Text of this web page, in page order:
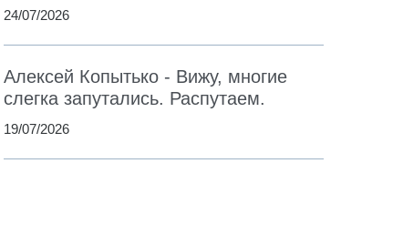
24/07/2026
Алексей Копытько - Вижу, многие
слегка запутались. Распутаем.
19/07/2026